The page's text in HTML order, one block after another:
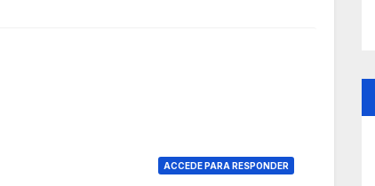
ACCEDE PARA RESPONDER